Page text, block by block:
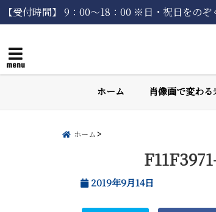
【受付時間】 9：00〜18：00 ※日・祝日をのぞ
menu
ホーム 肖像画で変わる
ホーム
2019年9月14日